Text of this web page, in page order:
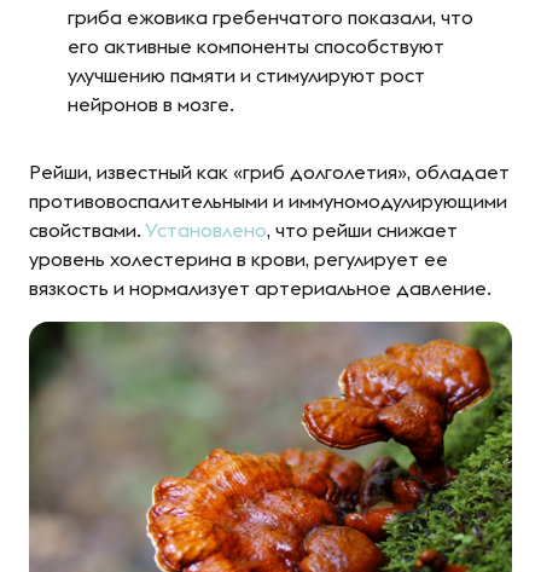
гриба ежовика гребенчатого показали, что
его активные компоненты способствуют
улучшению памяти и стимулируют рост
нейронов в мозге.
Рейши, известный как «гриб долголетия», обладает
противовоспалительными и иммуномодулирующими
свойствами. Установлено , что рейши снижает
уровень холестерина в крови, регулирует ее
вязкость и нормализует артериальное давление.